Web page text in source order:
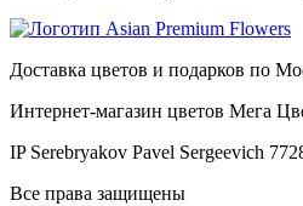
Доставка цветов и подарков по
Интернет-магазин цветов Мега
IP Serebryakov Pavel Sergeevich
Все права защищены